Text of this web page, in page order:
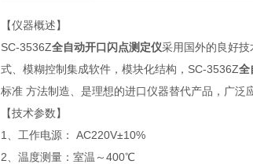
【仪器概述】
SC-3536Z全自动开口闪点测定仪采用国外的良好
式、模糊控制集成软件，模块化结构，SC-3536Z全
标准 方法制造、是理想的进口仪器替代产品，广泛
【技术参数】
1、工作电源： AC220V±10%
2、温度测量：室温～400℃